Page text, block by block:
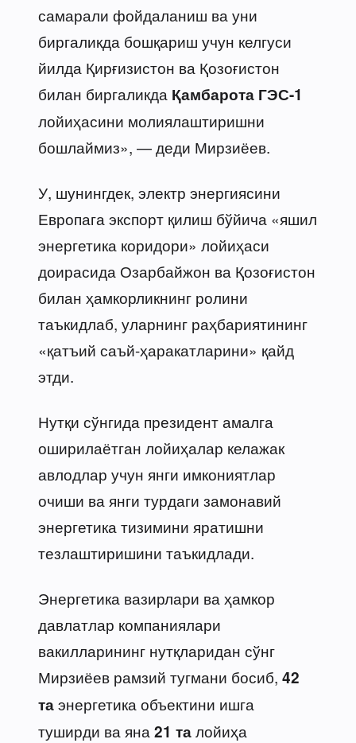
самарали фойдаланиш ва уни
биргаликда бошқариш учун келгуси
йилда Қирғизистон ва Қозоғистон
билан биргаликда Қамбарота ГЭС-1
лойиҳасини молиялаштиришни
бошлаймиз», — деди Мирзиёев.
У, шунингдек, электр энергиясини
Европага экспорт қилиш бўйича «яшил
энергетика коридори» лойиҳаси
доирасида Озарбайжон ва Қозоғистон
билан ҳамкорликнинг ролини
таъкидлаб, уларнинг раҳбариятининг
«қатъий саъй-ҳаракатларини» қайд
этди.
Нутқи сўнгида президент амалга
оширилаётган лойиҳалар келажак
авлодлар учун янги имкониятлар
очиши ва янги турдаги замонавий
энергетика тизимини яратишни
тезлаштиришини таъкидлади.
Энергетика вазирлари ва ҳамкор
давлатлар компаниялари
вакилларининг нутқларидан сўнг
Мирзиёев рамзий тугмани босиб, 42
таэнергетика объектини ишга
туширди ва яна 21 талойиҳа